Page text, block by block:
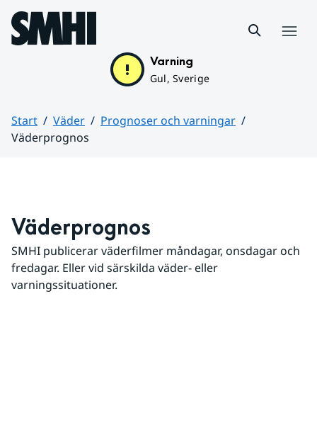
Hoppa till sidans innehåll
Varning
Gul, Sverige
Start Väder
Prognoser och varningar
Väderprognos
Väderprognos
SMHI publicerar väderfilmer måndagar, onsdagar och
fredagar. Eller vid särskilda väder- eller
varningssituationer.